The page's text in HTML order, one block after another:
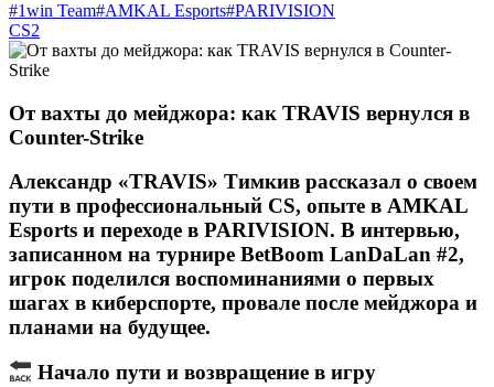
#1win Team#AMKAL Esports#PARIVISION
CS2
От вахты до мейджора: как TRAVIS вернулся в
Counter-Strike
Александр «TRAVIS» Тимкив рассказал о своем
пути в профессиональный CS, опыте в AMKAL
Esports и переходе в PARIVISION. В интервью,
записанном на турнире BetBoom LanDaLan #2,
игрок поделился воспоминаниями о первых
шагах в киберспорте, провале после мейджора и
планами на будущее.
Начало пути и возвращение в игру